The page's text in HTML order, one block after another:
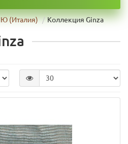
(Италия) Коллекция Ginza